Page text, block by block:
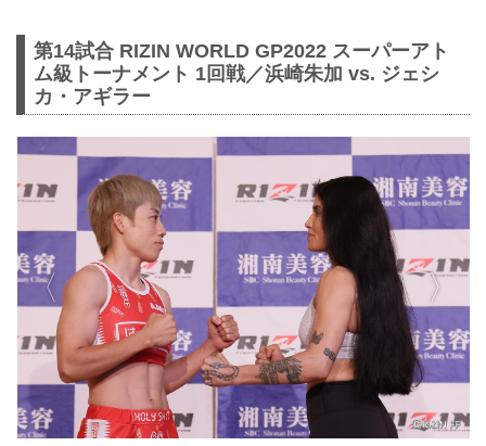
第14試合 RIZIN WORLD GP2022 スーパーアト
ム級トーナメント 1回戦／浜崎朱加 vs. ジェシ
カ・アギラー